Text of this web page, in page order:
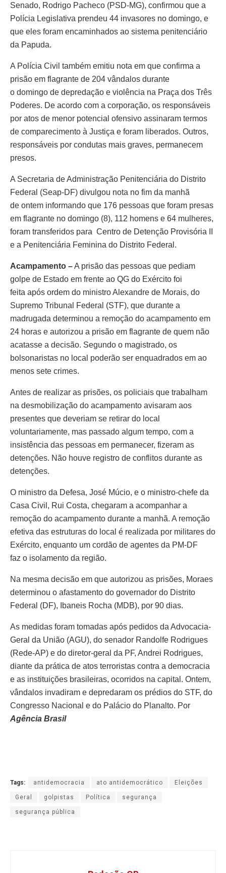
Senado, Rodrigo Pacheco (PSD-MG), confirmou que a
Polícia Legislativa prendeu 44 invasores no domingo, e
que eles foram encaminhados ao sistema penitenciário
da Papuda.
A Polícia Civil também emitiu nota em que confirma a
prisão em flagrante de 204 vândalos durante
o domingo de depredação e violência na Praça dos Três
Poderes. De acordo com a corporação, os responsáveis
por atos de menor potencial ofensivo assinaram termos
de comparecimento à Justiça e foram liberados. Outros,
responsáveis por condutas mais graves, permanecem
presos.
A Secretaria de Administração Penitenciária do Distrito
Federal (Seap-DF) divulgou nota no fim da manhã
de ontem informando que 176 pessoas que foram presas
em flagrante no domingo (8), 112 homens e 64 mulheres,
foram transferidos para Centro de Detenção Provisória II
e a Penitenciária Feminina do Distrito Federal.
Acampamento –A prisão das pessoas que pediam
golpe de Estado em frente ao QG do Exército foi
feita após ordem do ministro Alexandre de Morais, do
Supremo Tribunal Federal (STF), que durante a
madrugada determinou a remoção do acampamento em
24 horas e autorizou a prisão em flagrante de quem não
acatasse a decisão. Segundo o magistrado, os
bolsonaristas no local poderão ser enquadrados em ao
menos sete crimes.
Antes de realizar as prisões, os policiais que trabalham
na desmobilização do acampamento avisaram aos
presentes que deveriam se retirar do local
voluntariamente, mas passado algum tempo, com a
insistência das pessoas em permanecer, fizeram as
detenções. Não houve registro de conflitos durante as
detenções.
O ministro da Defesa, José Múcio, e o ministro-chefe da
Casa Civil, Rui Costa, chegaram a acompanhar a
remoção do acampamento durante a manhã. A remoção
efetiva das estruturas do local é realizada por militares do
Exército, enquanto um cordão de agentes da PM-DF
faz o isolamento da região.
Na mesma decisão em que autorizou as prisões, Moraes
determinou o afastamento do governador do Distrito
Federal (DF), Ibaneis Rocha (MDB), por 90 dias.
As medidas foram tomadas após pedidos da Advocacia-
Geral da União (AGU), do senador Randolfe Rodrigues
(Rede-AP) e do diretor-geral da PF, Andrei Rodrigues,
diante da prática de atos terroristas contra a democracia
e as instituições brasileiras, ocorridos na capital. Ontem,
vândalos invadiram e depredaram os prédios do STF, do
Congresso Nacional e do Palácio do Planalto. Por
Agência Brasil
Tags: antidemocracia ato antidemocrático Eleições
Geral golpistas Política segurança
segurança pública